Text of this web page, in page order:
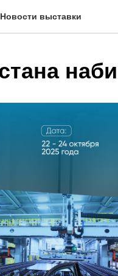
Новости выставки